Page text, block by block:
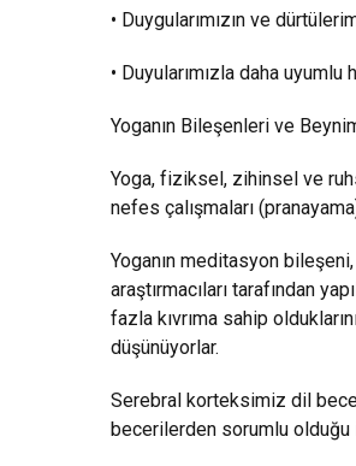
• Duygularımızın ve
• Duyularımızla daha
Yoganın Bileşenleri ve
Yoga, fiziksel, zihinsel ve
nefes çalışmaları
Yoganın meditasyon bileşeni,
araştırmacıları tarafından
fazla kıvrıma sahip
düşünüyorlar.
Serebral korteksimiz dil
becerilerden sorumlu olduğu